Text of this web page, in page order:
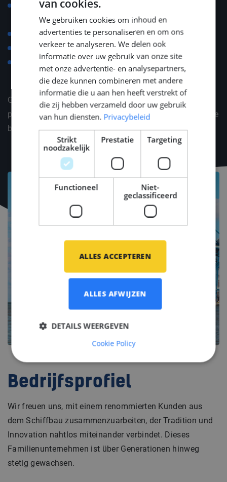
Wettbewerbsfähiges Gehalt, abhängig von Erfahrung
und Qualifikation
Unterstützung bei Umzug und Wohnungssuche
Erstattung der täglichen Pendelkosten
Einladungen zu maritimen Branchenevents wie
METSTRADE, SMM und Offshore Energy
Gerne erläutern wir Ihnen das Gesamtpaket in einem
persönlichen Gespräch – individuell abgestimmt auf Ihre
beruflichen Vorstellungen und Bedürfnisse.
Bedrijfsprofiel
Wir freuen uns, mit einem renommierten Kunden aus
dem Schiffbau zusammenzuarbeiten, der Tradition und
Innovation nahtlos miteinander verbindet. Dieses
Familienunternehmen ist über Generationen hinweg
stetig gewachsen.
van cookies.
We gebruiken cookies om inhoud en
advertenties te personaliseren en om ons
verkeer te analyseren. We delen ook
informatie over uw gebruik van onze site
met onze advertentie- en analysepartners,
die deze kunnen combineren met andere
informatie die u aan hen heeft verstrekt of
die zij hebben verzameld door uw gebruik
van hun diensten. Privacybeleid
Strikt
noodzakelijk
Prestatie Targeting
Functioneel
Niet-
geclassificeerd
ALLES ACCEPTEREN
ALLES AFWIJZEN
DETAILS WEERGEVEN
Cookie Policy